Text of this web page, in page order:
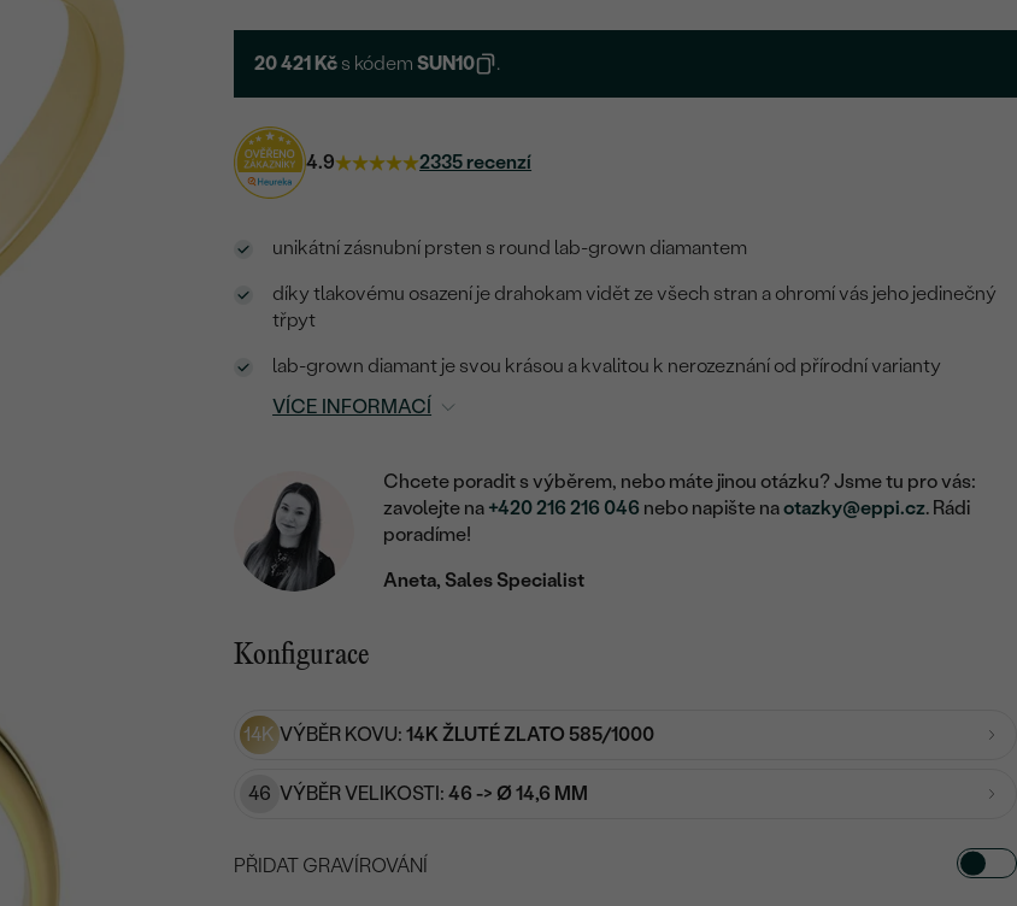
20 421 Kč s kódemSUN10 .
4.9 2335 recenzí
unikátní zásnubní prsten s round lab-grown diamantem
díky tlakovému osazení je drahokam vidět ze všech stran a ohromí vás jeho jedinečný
třpyt
lab-grown diamant je svou krásou a kvalitou k nerozeznání od přírodní varianty
VÍCE INFORMACÍ
Chcete poradit s výběrem, nebo máte jinou otázku? Jsme tu pro vás:
zavolejte na +420 216 216 046 nebo napište naotazky@eppi.cz. Rádi
poradíme!
Aneta, Sales Specialist
Konfigurace
14K VÝBĚR KOVU: 14K ŽLUTÉ ZLATO 585/1000
46 VÝBĚR VELIKOSTI: 46 -> Ø 14,6 MM
PŘIDAT GRAVÍROVÁNÍ